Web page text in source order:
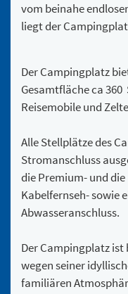
vom beinahe
liegt der
Der Campingplatz
Gesamtfläche ca
Reisemobile und
Alle Stellplätze des
Stromanschluss
die Premium- und
Kabelfernseh- sowie
Abwasseranschluss.
Der Campingplatz ist
wegen seiner
familiären